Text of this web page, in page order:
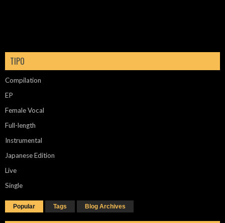
TIPO
Compilation
EP
Female Vocal
Full-length
Instrumental
Japanese Edition
Live
Single
Popular Tags Blog Archives